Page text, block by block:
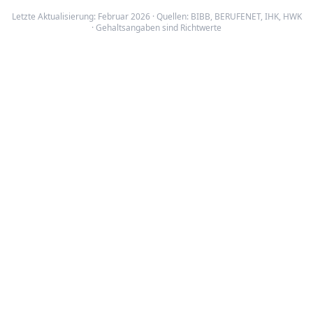
Letzte Aktualisierung: Februar 2026 · Quellen: BIBB, BERUFENET, IHK, HWK
· Gehaltsangaben sind Richtwerte